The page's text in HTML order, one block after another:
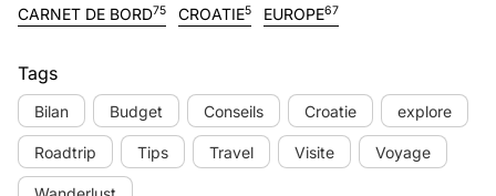
CARNET DE BORD75 CROATIE5 EUROPE67
Tags
Bilan Budget Conseils Croatie explore
Roadtrip Tips Travel Visite Voyage